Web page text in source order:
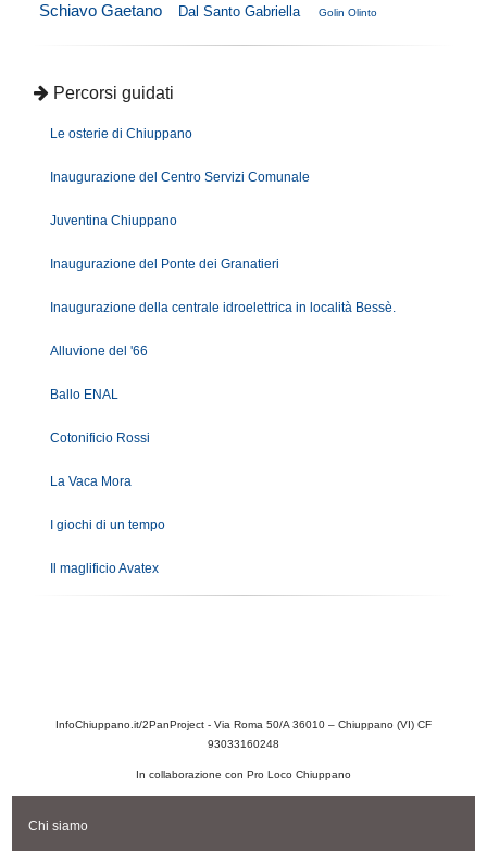
Schiavo Gaetano
Dal Santo Gabriella Golin Olinto
Percorsi guidati
Le osterie di Chiuppano
Inaugurazione del Centro Servizi Comunale
Juventina Chiuppano
Inaugurazione del Ponte dei Granatieri
Inaugurazione della centrale idroelettrica in località Bessè.
Alluvione del '66
Ballo ENAL
Cotonificio Rossi
La Vaca Mora
I giochi di un tempo
Il maglificio Avatex
InfoChiuppano.it/2PanProject - Via Roma 50/A 36010 – Chiuppano (VI) CF
93033160248
In collaborazione con Pro Loco Chiuppano
Chi siamo